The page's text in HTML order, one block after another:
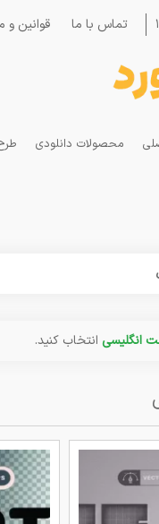
تماس با ما قوانین و
محصولات دانلودی
انگلیسی انتخاب کنید.